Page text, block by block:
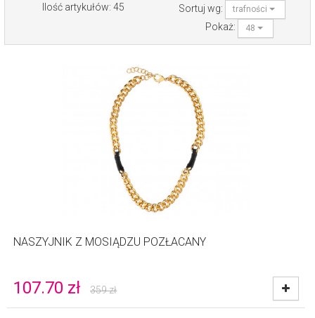
Ilość artykułów: 45 Sortuj wg: trafności
Pokaż: 48
NASZYJNIK Z MOSIĄDZU POZŁACANY
107.70 zł 359zł